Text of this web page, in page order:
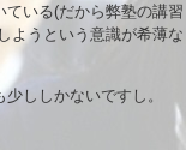
いる(だから弊塾の講習
ようという意識が希薄な
ししかないですし。